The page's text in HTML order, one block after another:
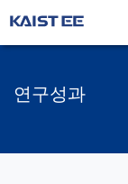
연구성과